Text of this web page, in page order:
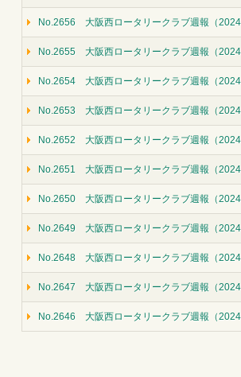
No.2656 大阪西ロータリークラブ週報（2024
No.2655 大阪西ロータリークラブ週報（2024
No.2654 大阪西ロータリークラブ週報（2024
No.2653 大阪西ロータリークラブ週報（2024
No.2652 大阪西ロータリークラブ週報（2024
No.2651 大阪西ロータリークラブ週報（2024
No.2650 大阪西ロータリークラブ週報（2024
No.2649 大阪西ロータリークラブ週報（2024
No.2648 大阪西ロータリークラブ週報（2024
No.2647 大阪西ロータリークラブ週報（2024
No.2646 大阪西ロータリークラブ週報（2024